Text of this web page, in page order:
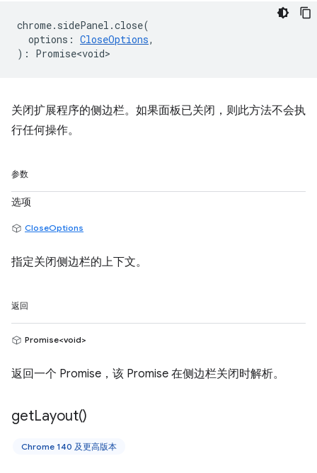
chrome. sidePanel .close(
options : CloseOptions,
) : Promise<void>
关闭扩展程序的侧边栏。如果面板已关闭，则此方法不会执
行任何操作。
参数
选项
CloseOptions
指定关闭侧边栏的上下文。
返回
Promise<void>
返回一个 Promise，该 Promise 在侧边栏关闭时解析。
getLayout()
Chrome 140 及更高版本